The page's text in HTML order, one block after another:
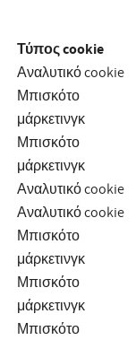
Τύπος cookie
Αναλυτικό cookie
Μπισκότο
μάρκετινγκ
Μπισκότο
μάρκετινγκ
Αναλυτικό cookie
Αναλυτικό cookie
Μπισκότο
μάρκετινγκ
Μπισκότο
μάρκετινγκ
Μπισκότο